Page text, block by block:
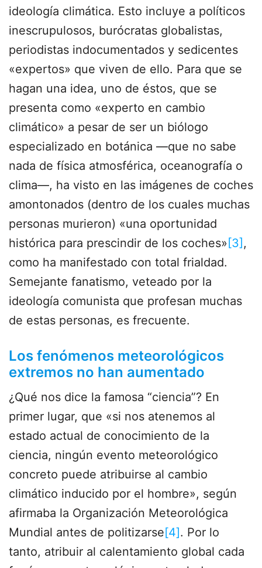
ideología climática. Esto incluye a políticos
inescrupulosos, burócratas globalistas,
periodistas indocumentados y sedicentes
«expertos» que viven de ello. Para que se
hagan una idea, uno de éstos, que se
presenta como «experto en cambio
climático» a pesar de ser un biólogo
especializado en botánica —que no sabe
nada de física atmosférica, oceanografía o
clima—, ha visto en las imágenes de coches
amontonados (dentro de los cuales muchas
personas murieron) «una oportunidad
histórica para prescindir de los coches» [3] ,
como ha manifestado con total frialdad.
Semejante fanatismo, veteado por la
ideología comunista que profesan muchas
de estas personas, es frecuente.
Los fenómenos meteorológicos
extremos no han aumentado
¿Qué nos dice la famosa “ciencia”? En
primer lugar, que «si nos atenemos al
estado actual de conocimiento de la
ciencia, ningún evento meteorológico
concreto puede atribuirse al cambio
climático inducido por el hombre», según
afirmaba la Organización Meteorológica
Mundial antes de politizarse[4]. Por lo
tanto, atribuir al calentamiento global cada